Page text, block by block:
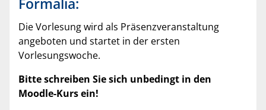
Formalia:
Die Vorlesung wird als Präsenzveranstaltung
angeboten und startet in der ersten
Vorlesungswoche.
Bitte schreiben Sie sich unbedingt in den
Moodle-Kurs ein!